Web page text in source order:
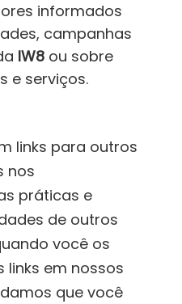
informados
campanhas
IW8 ou sobre
e serviços.
links para outros
nos
práticas e
de outros
você os
links em nossos
que você